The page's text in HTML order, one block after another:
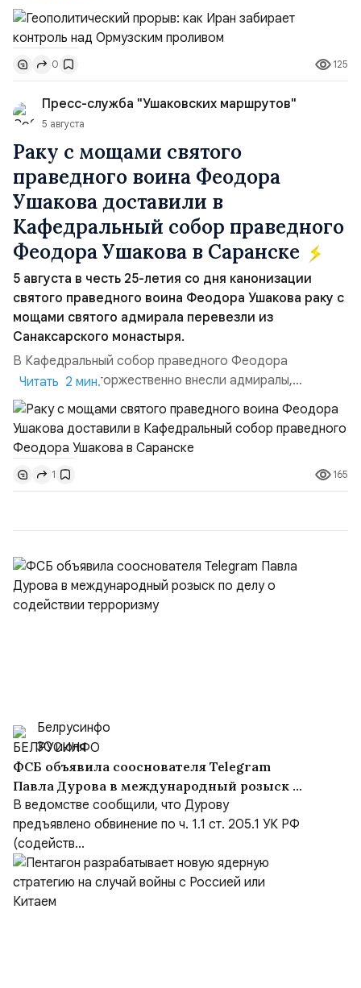
скорее всего будут реализованы.Разбираем ключевые
тезисы и последствия этого соглашения:. 1. Новые
доли контроля (75 на 25). Было: Ранее Иран и Оман
контролировали пролив на паритетных началах —
50/50. Стало: Новое соглашение закрепляет за
Ираном...
0 125
Пресс-служба "Ушаковских маршрутов"
5 августа
Раку с мощами святого
праведного воина Феодора
Ушакова доставили в
Кафедральный собор праведного
Феодора Ушакова в Саранске
5 августа в честь 25-летия со дня канонизации
святого праведного воина Феодора Ушакова раку с
мощами святого адмирала перевезли из
Санаксарского монастыря.
В Кафедральный собор праведного Феодора
Ушакова раку торжественно внесли адмиралы,
участвовавшие в канонизации святого праведного
воина Феодора Ушакова 25 лет назад:Адмирал
Владимир Прокофьевич Валуев, командующий
Балтийским флотом ВМФ России (2001–2006
гг.);Адмирал Владимир Петрович Комоедов,
командующий Черноморским флотом ВМФ России
Читать 2 мин.
1 165
Белрусинфо
30 июля
ФСБ объявила сооснователя Telegram
Павла Дурова в международный розыск по
делу о содействии терроризму
В ведомстве сообщили, что Дурову
предъявлено обвинение по ч. 1.1 ст. 205.1 УК РФ
(содейств...